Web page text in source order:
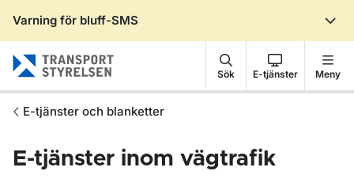
Varning för bluff-SMS
Sök E-tjänster Meny
E-tjänster och blanketter
E-tjänster inom vägtrafik